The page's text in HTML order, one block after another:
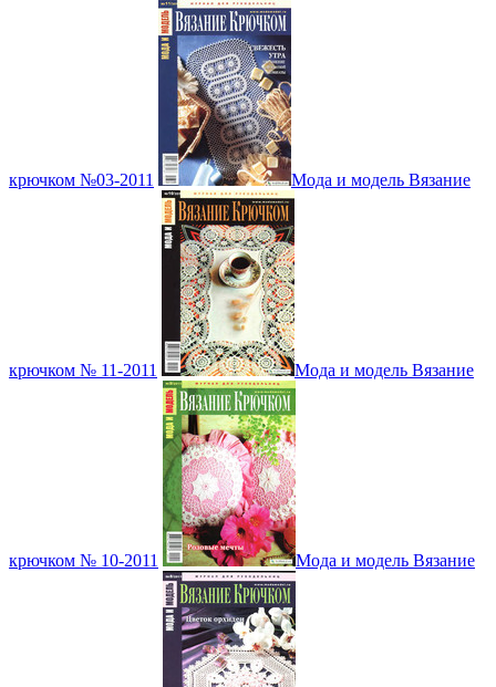
крючком №03-2011 Мода и модель Вязание
крючком № 11-2011 Мода и модель Вязание
крючком № 10-2011 Мода и модель Вязание